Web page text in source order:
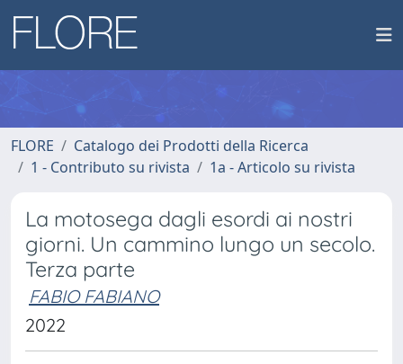
FLORE
Catalogo dei Prodotti della Ricerca
1 - Contributo su rivista
1a - Articolo su rivista
La motosega dagli esordi ai nostri
giorni. Un cammino lungo un secolo.
Terza parte
FABIO FABIANO
2022